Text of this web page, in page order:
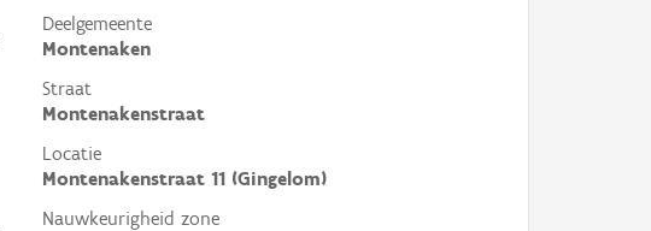
Deelgemeente
Montenaken
Straat
Montenakenstraat
Locatie
Montenakenstraat 11 (Gingelom)
Nauwkeurigheid zone